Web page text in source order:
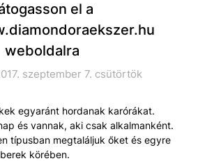
el a
weboldalra
szeptember 7. csütörtök
egyaránt hordanak karórákat.
és vannak, aki csak alkalmanként.
típusban megtaláljuk őket és egyre
körében.